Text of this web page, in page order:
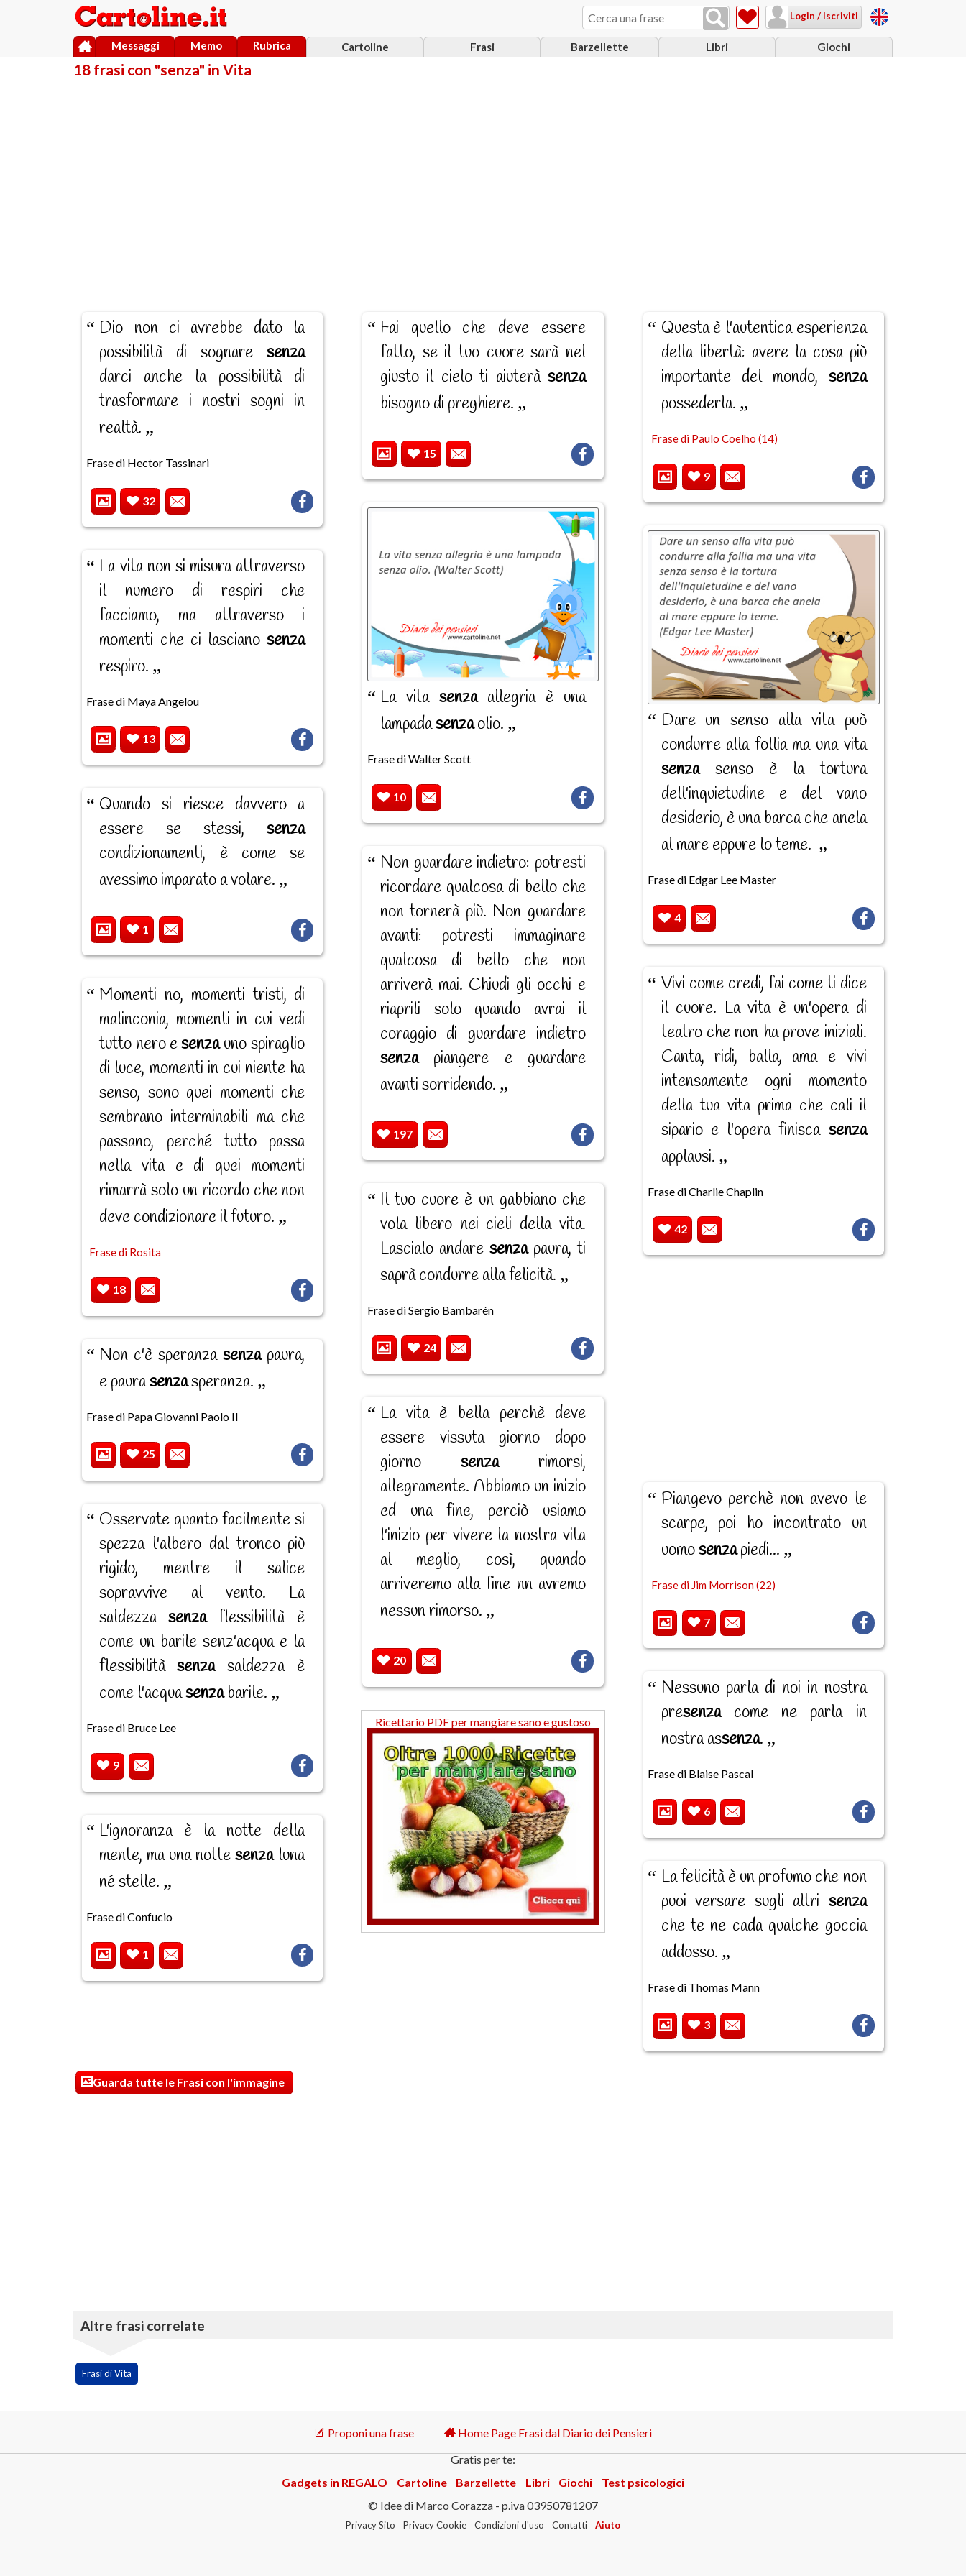
Login / Iscriviti
Cartoline Frasi Barzellette Libri Giochi
Messaggi Memo Rubrica
18 frasi con "senza" in Vita
Dio non ci avrebbe dato la
possibilità di sognaresenza
darci anche la possibilità di
trasformare i nostri sogni in
realtà.
Frase di Hector Tassinari
32
La vita non si misura attraverso
il numero di respiri che
facciamo, ma attraverso i
momenti che ci lascianosenza
respiro.
Frase di Maya Angelou
13
Quando si riesce davvero a
essere se stessi,senza
condizionamenti, è come se
avessimo imparato a volare.
1
Momenti no, momenti tristi, di
malinconia, momenti in cui vedi
tutto nero esenzauno spiraglio
di luce, momenti in cui niente ha
senso, sono quei momenti che
sembrano interminabili ma che
passano, perché tutto passa
nella vita e di quei momenti
rimarrà solo un ricordo che non
deve condizionare il futuro.
Frase di Rosita
18
Non c'è speranzasenzapaura,
e paurasenzasperanza.
Frase di Papa Giovanni Paolo II
25
Osservate quanto facilmente si
spezza l'albero dal tronco più
rigido, mentre il salice
sopravvive al vento. La
saldezzasenzaflessibilità è
come un barile senz'acqua e la
flessibilitàsenzasaldezza è
come l'acquasenzabarile.
Frase di Bruce Lee
9
L'ignoranza è la notte della
mente, ma una nottesenzaluna
né stelle.
Frase di Confucio
1
Fai quello che deve essere
fatto, se il tuo cuore sarà nel
giusto il cielo ti aiuterà senza
bisogno di preghiere.
15
La vita senzaallegria è una
lampadasenzaolio.
Frase di Walter Scott
10
Non guardare indietro: potresti
ricordare qualcosa di bello che
non tornerà più. Non guardare
avanti: potresti immaginare
qualcosa di bello che non
arriverà mai. Chiudi gli occhi e
riaprili solo quando avrai il
coraggio di guardare indietro
senzapiangere e guardare
avanti sorridendo.
197
Il tuo cuore è un gabbiano che
vola libero nei cieli della vita.
Lascialo andare senzapaura, ti
saprà condurre alla felicità.
Frase di Sergio Bambarén
24
La vita è bella perchè deve
essere vissuta giorno dopo
giorno senzarimorsi,
allegramente. Abbiamo un inizio
ed una fine, perciò usiamo
l'inizio per vivere la nostra vita
al meglio, così, quando
arriveremo alla fine nn avremo
nessun rimorso.
20
Ricettario PDF per mangiare sano e gustoso
Questa è l'autentica esperienza
della libertà: avere la cosa più
importante del mondo, senza
possederla.
Frase di Paulo Coelho (14)
9
Dare un senso alla vita può
condurre alla follia ma una vita
senzasenso è la tortura
dell'inquietudine e del vano
desiderio, è una barca che anela
Frase di Edgar Lee Master
4
Vivi come credi, fai come ti dice
il cuore. La vita è un'opera di
teatro che non ha prove iniziali.
Canta, ridi, balla, ama e vivi
intensamente ogni momento
della tua vita prima che cali il
sipario e l'opera finisca senza
applausi.
Frase di Charlie Chaplin
42
Piangevo perchè non avevo le
scarpe, poi ho incontrato un
uomosenzapiedi...
Frase di Jim Morrison (22)
7
Nessuno parla di noi in nostra
presenzacome ne parla in
nostra assenza.
Frase di Blaise Pascal
6
La felicità è un profumo che non
puoi versare sugli altri senza
che te ne cada qualche goccia
addosso.
Frase di Thomas Mann
3
Guarda tutte le Frasi con l'immagine
Altre frasi correlate
Frasi di Vita
Proponi una frase
Home Page Frasi dal Diario dei Pensieri
Gratis per te:
Gadgets in REGALO
Cartoline Barzellette Libri Giochi
Test psicologici
© Idee di Marco Corazza - p.iva 03950781207
Privacy Sito Privacy Cookie Condizioni d'uso Contatti Aiuto